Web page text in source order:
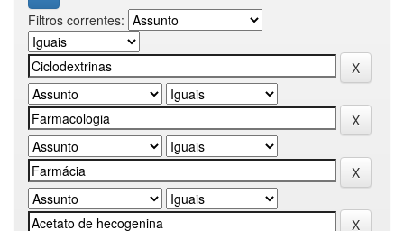
Filtros correntes: